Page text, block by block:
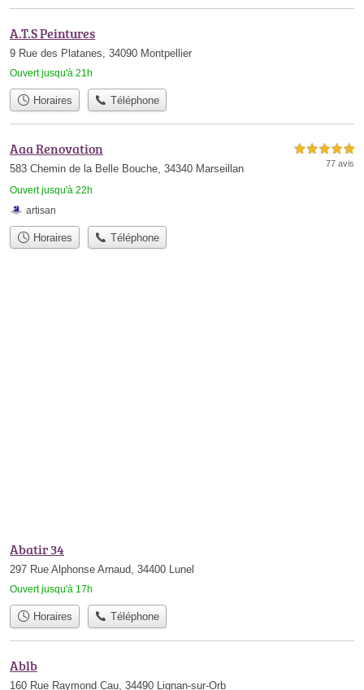
A.T.S Peintures
9 Rue des Platanes, 34090 Montpellier
Ouvert jusqu'à 21h
Horaires Téléphone
Aaa Renovation
583 Chemin de la Belle Bouche, 34340 Marseillan
Ouvert jusqu'à 22h
5,0 étoiles sur 5
77 avis
artisan
Horaires Téléphone
Abatir 34
297 Rue Alphonse Arnaud, 34400 Lunel
Ouvert jusqu'à 17h
Horaires Téléphone
Ablb
160 Rue Raymond Cau, 34490 Lignan-sur-Orb